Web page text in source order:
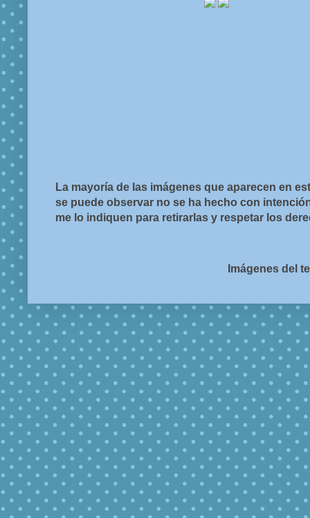
La mayoría de las imágenes que aparecen en
se puede observar no se ha hecho con
me lo indiquen para retirarlas y respetar los
Imágenes del